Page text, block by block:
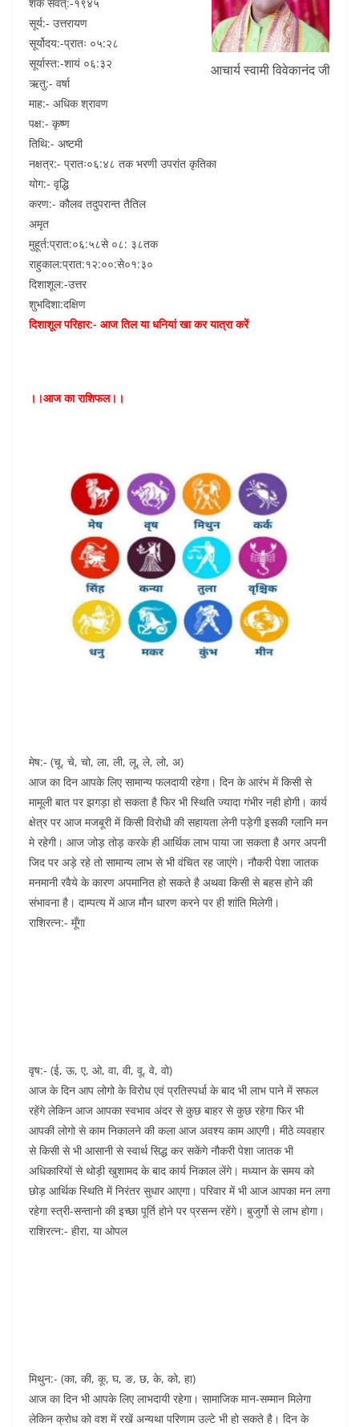
o
k
आचार्य स्वामी विवेकानंद जी
सूर्य:- उत्तरायण
सूर्योदय:-प्रातः ०५:२८
सूर्यास्त:-शायं ०६:३२
ऋतु:- वर्षा
माह:- अधिक श्रावण
पक्ष:- कृष्ण
तिथि:- अष्टमी
नक्षत्र:- प्रातः०६:४८ तक भरणी उपरांत कृतिका
योग:- वृद्धि
करण:- कौलव तदुपरान्त तैतिल
अमृत
मुहूर्त:प्रात:०६:५८से ०८: ३८तक
राहुकाल:प्रात:१२:००:से०१:३०
दिशाशूल:-उत्तर
शुभदिशा:दक्षिण
दिशाशूल परिहार:- आज तिल या धनियां खा कर यात्रा करें
।।आज का राशिफल।।
मेष:- (चू, चे, चो, ला, ली, लू, ले, लो, अ)
आज का दिन आपके लिए सामान्य फलदायी रहेगा। दिन के आरंभ में किसी से
मामूली बात पर झगड़ा हो सकता है फिर भी स्थिति ज्यादा गंभीर नही होगी। कार्य
क्षेत्र पर आज मजबूरी में किसी विरोधी की सहायता लेनी पड़ेगी इसकी ग्लानि मन
मे रहेगी। आज जोड़ तोड़ करके ही आर्थिक लाभ पाया जा सकता है अगर अपनी
जिद पर अड़े रहे तो सामान्य लाभ से भी वंचित रह जाएंगे। नौकरी पेशा जातक
मनमानी रवैये के कारण अपमानित हो सकते है अथवा किसी से बहस होने की
संभावना है। दाम्पत्य में आज मौन धारण करने पर ही शांति मिलेगी।
राशिरत्न:- मूँगा
वृष:- (ई, ऊ, ए, ओ, वा, वी, वू, वे, वो)
आज के दिन आप लोगो के विरोध एवं प्रतिस्पर्धा के बाद भी लाभ पाने में सफल
रहेंगे लेकिन आज आपका स्वभाव अंदर से कुछ बाहर से कुछ रहेगा फिर भी
आपकी लोगो से काम निकालने की कला आज अवश्य काम आएगी। मीठे व्यवहार
से किसी से भी आसानी से स्वार्थ सिद्ध कर सकेंगे नौकरी पेशा जातक भी
अधिकारियों से थोड़ी खुशामद के बाद कार्य निकाल लेंगे। मध्यान के समय को
छोड़ आर्थिक स्थिति में निरंतर सुधार आएगा। परिवार में भी आज आपका मन लगा
रहेगा स्त्री-सन्तानो की इच्छा पूर्ति होने पर प्रसन्न रहेंगे। बुजुर्गो से लाभ होगा।
राशिरत्न:- हीरा, या ओपल
मिथुन:- (का, की, कू, घ, ङ, छ, के, को, हा)
आज का दिन भी आपके लिए लाभदायी रहेगा। सामाजिक मान-सम्मान मिलेगा
लेकिन क्रोध को वश में रखें अन्यथा परिणाम उल्टे भी हो सकते है। दिन के